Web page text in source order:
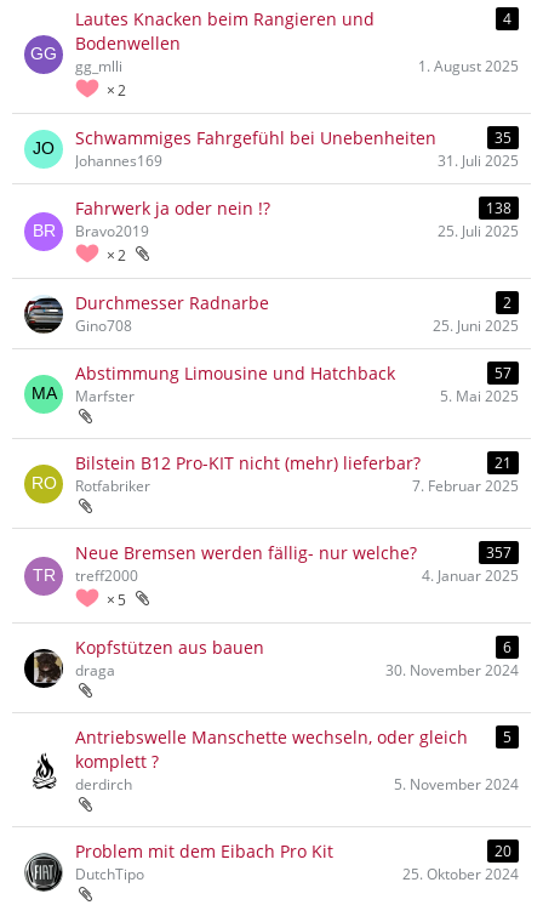
Lautes Knacken beim Rangieren und
Bodenwellen
4
2
gg_mlli 1. August 2025
Schwammiges Fahrgefühl bei Unebenheiten
35
Johannes169
31. Juli 2025
Fahrwerk ja oder nein !? 138
2
Bravo2019 25. Juli 2025
Durchmesser Radnarbe
2
Gino708
25. Juni 2025
Abstimmung Limousine und Hatchback
57
Marfster
5. Mai 2025
Bilstein B12 Pro-KIT nicht (mehr) lieferbar?
21
Rotfabriker
7. Februar 2025
Neue Bremsen werden fällig- nur welche? 357
5
treff2000 4. Januar 2025
Kopfstützen aus bauen
6
draga
30. November 2024
Antriebswelle Manschette wechseln, oder gleich
komplett ?
5
derdirch 5. November 2024
Problem mit dem Eibach Pro Kit
20
DutchTipo
25. Oktober 2024